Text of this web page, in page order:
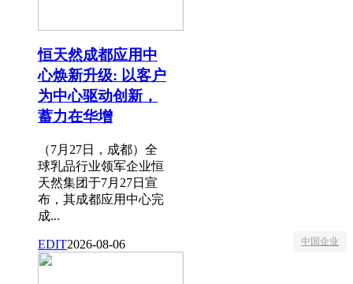
恒天然成都应用中
心焕新升级: 以客户
为中心驱动创新，
蓄力在华增
（7月27日，成都）全
球乳品行业领军企业恒
天然集团于7月27日宣
布，其成都应用中心完
成...
EDIT2026-08-06 中国企业